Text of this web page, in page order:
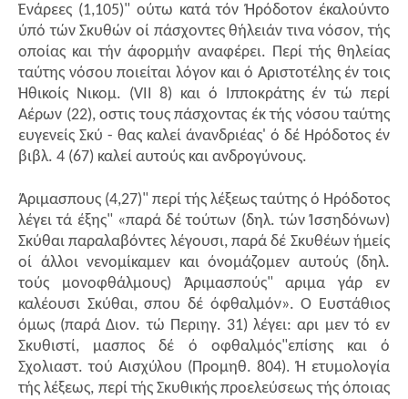
Ένάρεες (1,105)" ούτω κατά τόν Ήρόδοτον έκαλούντο
ύπό τών Σκυθών οί πάσχοντες θήλειάν τινα νόσον, τής
οποίας και τήν άφορμήν αναφέρει. Περί τής θηλείας
ταύτης νόσου ποιείται λόγον και ό Αριστοτέλης έν τοις
Ήθικοίς Νικομ. (VII 8) και ό Ιπποκράτης έν τώ περί
Αέρων (22), οστις τους πάσχοντας έκ τής νόσου ταύτης
ευγενείς Σκύ - θας καλεί άνανδριέας' ό δέ Ηρόδοτος έν
βιβλ. 4 (67) καλεί αυτούς και ανδρογύνους.
Άριμασπους (4,27)" περί τής λέξεως ταύτης ό Ηρόδοτος
λέγει τά έξης" «παρά δέ τούτων (δηλ. τών Ίσσηδόνων)
Σκύθαι παραλαβόντες λέγουσι, παρά δέ Σκυθέων ήμείς
οί άλλοι νενομίκαμεν και όνομάζομεν αυτούς (δηλ.
τούς μονοφθάλμους) Άριμασπούς" αριμα γάρ εν
καλέουσι Σκύθαι, σπου δέ όφθαλμόν». Ό Ευστάθιος
όμως (παρά Διον. τώ Περιηγ. 31) λέγει: αρι μεν τό εν
Σκυθιστί, μασπος δέ ό οφθαλμός"επίσης και ό
Σχολιαστ. τού Αισχύλου (Προμηθ. 804). Ή ετυμολογία
τής λέξεως, περί τής Σκυθικής προελεύσεως τής όποιας